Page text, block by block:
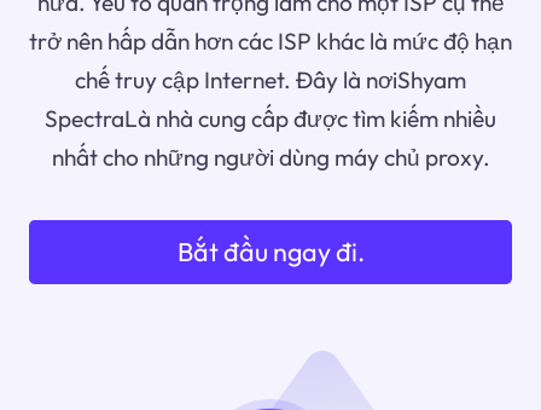
trở nên hấp dẫn hơn các ISP khác là mức độ hạn
chế truy cập Internet. Đây là nơiShyam
SpectraLà nhà cung cấp được tìm kiếm nhiều
nhất cho những người dùng máy chủ proxy.
Bắt đầu ngay đi.